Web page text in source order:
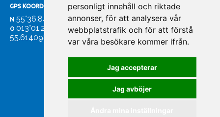
personligt innehåll och riktade
annonser, för att analysera vår
webbplatstrafik och för att förstå
var våra besökare kommer ifrån.
Jag accepterar
Jag avböjer
GPS KOORDINATER
N 55°36.847
O 013°01.255'
55.614098. 13.020931'